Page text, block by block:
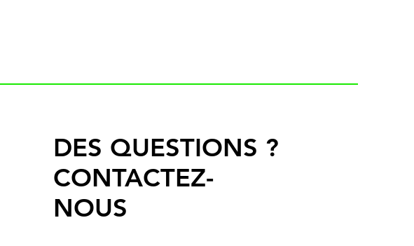
DES QUESTIONS ?
CONTACTEZ-
NOUS